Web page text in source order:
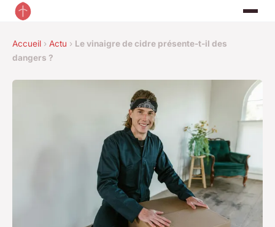
Accueil › Actu › Le vinaigre de cidre présente-t-il des
dangers ?